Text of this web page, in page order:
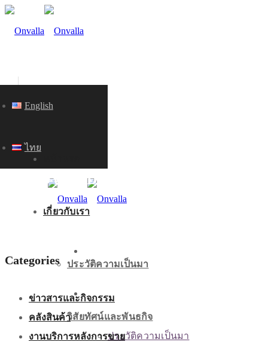
เกี่ยวกับเรา
ประวัติความเป็นมา
วิสัยทัศน์และพันธกิจ
English
ไทย
เกี่ยวกับเรา
ประวัติความเป็นมา
KNOWLEDGE
Categories
ข่าวสารและกิจกรรม
คลังสินค้า
งานบริการหลังการขาย